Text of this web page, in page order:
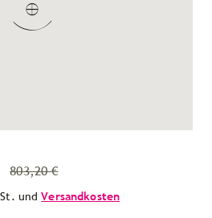
803,20 €
undVersandkosten